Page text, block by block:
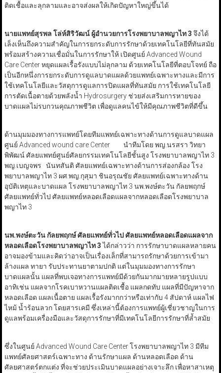
ติดเชื้อและลุกลามและอาจส่งผลให้เกิดปัญหาใหญ่ขึ้นได้
นายแพทย์สุรพล โล่ห์สิริวัฒน์ ผู้อำนวยการโรงพยาบาลพญาไท 3 จึงได้
เล็งเห็นถึงความสำคัญในการยกระดับการรักษาด้วยเทคโนโลยีที่ทันสมัย
พร้อมสร้างความเชื่อมั่นในการรักษาให้ เปิดศูนย์ Advanced Wound
Care Center หยุดแผลเรื้อรังแบบไม่ลุกลาม ด้วยเทคโนโลยีที่ตอบโจทย์ ถือ
เป็นอีกหนึ่งการยกระดับการดูแลบาดแผลด้วยแพทย์เฉพาะทางและมีการ
ใช้เทคโนโลยีและวัสดุการดูแลการปิดแผลที่ทันสมัย การใช้เทคโนโลยี
การตัดเนื้อตายด้วยพลังน้ำ Hydrosurgery ช่วยส่งเสริมการหายของ
บาดแผลไม่รบกวนคุณภาพชีวิต เพื่อดูแลคนไข้ให้มีคุณภาพชีวิตที่ดีขึ้น
ด้านมุมมองทางการแพทย์โดยทีมแพทย์เฉพาะทางด้านการดูแลบาดแผล
ศูนย์ Advanced wound care Center นำทีมโดย พญ.นรสรา วิทยา
พิพัฒน์ ศัลยแพทย์ศูนย์ศัลยกรรมเทคโนโลยีชั้นสูง โรงพยาบาลพญาไท 3
พญ.เบญจพร นันทสันติ ศัลยแพทย์เฉพาะทางด้านการส่องกล้อง โรง
พยาบาลพญาไท 3 ผศ.พญ.กุสุมา ชินอรุณชัย ศัลยแพทย์เฉพาะทางด้าน
อุบัติเหตุและบาดแผล โรงพยาบาลพญาไท 3 นพ.พงษ์ตะวัน กัลยพฤกษ์
ศัลยแพทย์ทั่วไป ศัลยแพทย์หลอดเลือดแผลจากหลอดเลือดโรงพยาบาล
พญาไท 3
นพ.พงษ์ตะวัน กัลยพฤกษ์ ศัลยแพทย์ทั่วไป ศัลยแพทย์หลอดเลือดแผลจาก
หลอดเลือดโรงพยาบาลพญาไท 3ได้กล่าวว่า การรักษาบาดแผลหลายคน
อาจมองข้ามและคิดว่าอาจเป็นเรื่องเล็กที่สามารถรักษาด้วยการเข้ามา
ล้างแผล ทายา รับประทานยาตามปกติ แต่ในมุมมองทางการรักษา
บาดแผลนั้น แผลที่พบเจอทางการแพทย์มีด้วยกันมากมายหลายรูปแบบ
อาทิเช่น แผลจากโรคเบาหวานแผลติดเชื้อ แผลกดทับ แผลที่มีปัญหาจาก
หลอดเลือด แผลเนื้อตาย แผลเรื้อรังมากกว่าหรือเท่ากับ 4 สัปดาห์ แผลไฟ
ไหม้ น้ำร้อนลวก โดยสารเคมี ซึ่งเหล่านี้ต้องการแพทย์ผู้เชี่ยวชาญในการ
ดูแลพร้อมเครื่องมือและวัสดุการรักษาที่มีเทคโนโลยีการรักษาที่ล้ำสมัย
ซึ่งในศูนย์ Advanced Wound Care Center โรงพยาบาลพญาไท 3 มีทีม
แพทย์ศัลยศาสตร์เฉพาะทาง ด้านรักษาแผล ด้านหลอดเลือด ด้าน
ศัลยศาสตร์ตกแต่ง ที่จะช่วยประเมินบาดแผลอย่างเจาะลึก เพื่อหาสาเหตุ